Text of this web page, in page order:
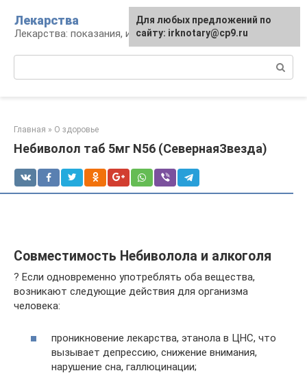
контенту
Лекарства
Лекарства: показания, инструкция, аналоги
Главная » О здоровье
Небиволол таб 5мг N56 (СевернаяЗвезда)
Совместимость Небиволола и алкоголя
? Если одновременно употреблять оба вещества,
возникают следующие действия для организма
человека:
проникновение лекарства, этанола в ЦНС, что
вызывает депрессию, снижение внимания,
нарушение сна, галлюцинации;
Для любых предложений по
сайту: irknotary@cp9.ru